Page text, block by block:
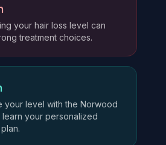
your hair loss level can
treatment choices.
your level with the Norwood
learn your personalized